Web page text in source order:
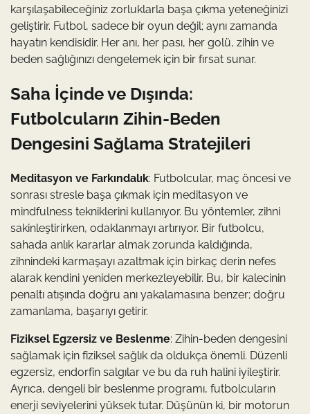
karşılaşabileceğiniz zorluklarla başa çıkma yeteneğinizi
geliştirir. Futbol, sadece bir oyun değil; aynı zamanda
hayatın kendisidir. Her anı, her pası, her golü, zihin ve
beden sağlığınızı dengelemek için bir fırsat sunar.
Saha İçinde ve Dışında:
Futbolcuların Zihin-Beden
Dengesini Sağlama Stratejileri
Meditasyon ve Farkındalık: Futbolcular, maç öncesi ve
sonrası stresle başa çıkmak için meditasyon ve
mindfulness tekniklerini kullanıyor. Bu yöntemler, zihni
sakinleştirirken, odaklanmayı artırıyor. Bir futbolcu,
sahada anlık kararlar almak zorunda kaldığında,
zihnindeki karmaşayı azaltmak için birkaç derin nefes
alarak kendini yeniden merkezleyebilir. Bu, bir kalecinin
penaltı atışında doğru anı yakalamasına benzer; doğru
zamanlama, başarıyı getirir.
Fiziksel Egzersiz ve Beslenme: Zihin-beden dengesini
sağlamak için fiziksel sağlık da oldukça önemli. Düzenli
egzersiz, endorfin salgılar ve bu da ruh halini iyileştirir.
Ayrıca, dengeli bir beslenme programı, futbolcuların
enerji seviyelerini yüksek tutar. Düşünün ki, bir motorun